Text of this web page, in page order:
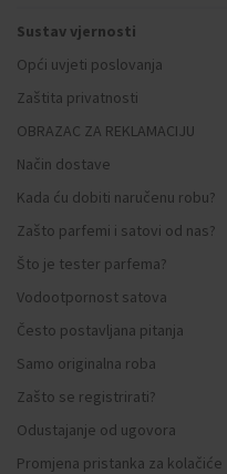
Sustav vjernosti
Opći uvjeti poslovanja
Zaštita privatnosti
OBRAZAC ZA REKLAMACIJU
Način dostave
Kada ću dobiti naručenu robu?
Zašto parfemi i satovi od nas?
Što je tester parfema?
Vodootpornost satova
Često postavljana pitanja
Samo originalna roba
Zašto se registrirati?
Odustajanje od ugovora
Promjena pristanka za kolačiće